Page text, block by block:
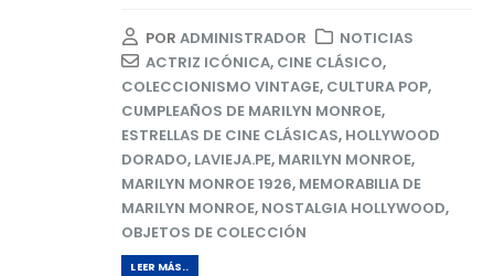
POR ADMINISTRADOR
NOTICIAS
ACTRIZ ICÓNICA, CINE CLÁSICO,
COLECCIONISMO VINTAGE, CULTURA POP,
CUMPLEAÑOS DE MARILYN MONROE,
ESTRELLAS DE CINE CLÁSICAS, HOLLYWOOD
DORADO, LAVIEJA.PE, MARILYN MONROE,
MARILYN MONROE 1926, MEMORABILIA DE
MARILYN MONROE, NOSTALGIA HOLLYWOOD,
OBJETOS DE COLECCIÓN
LEER MÁS..